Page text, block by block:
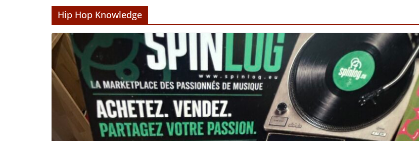
Hip Hop Knowledge